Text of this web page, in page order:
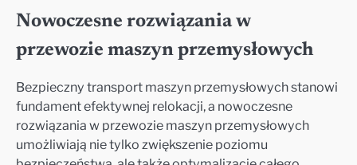
Nowoczesne rozwiązania w
przewozie maszyn przemysłowych
Bezpieczny transport maszyn przemysłowych stanowi
fundament efektywnej relokacji, a nowoczesne
rozwiązania w przewozie maszyn przemysłowych
umożliwiają nie tylko zwiększenie poziomu